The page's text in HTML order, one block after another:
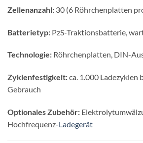
Zellenanzahl: 30 (6 Röhrchenplatten
Batterietyp: PzS-Traktionsbatterie,
Technologie: Röhrchenplatten, DIN-
Zyklenfestigkeit:ca. 1.000 Ladezyklen
Gebrauch
Optionales Zubehör:
Hochfrequenz-Ladegerät